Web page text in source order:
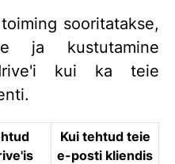
sooritatakse,
ja kustutamine
kui ka teie
Kui tehtud teie
e-posti kliendis